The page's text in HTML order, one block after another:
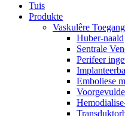
Tuis
Produkte
Vaskulêre
Huber-naald
Sentrale
Perifeer
Emboliese